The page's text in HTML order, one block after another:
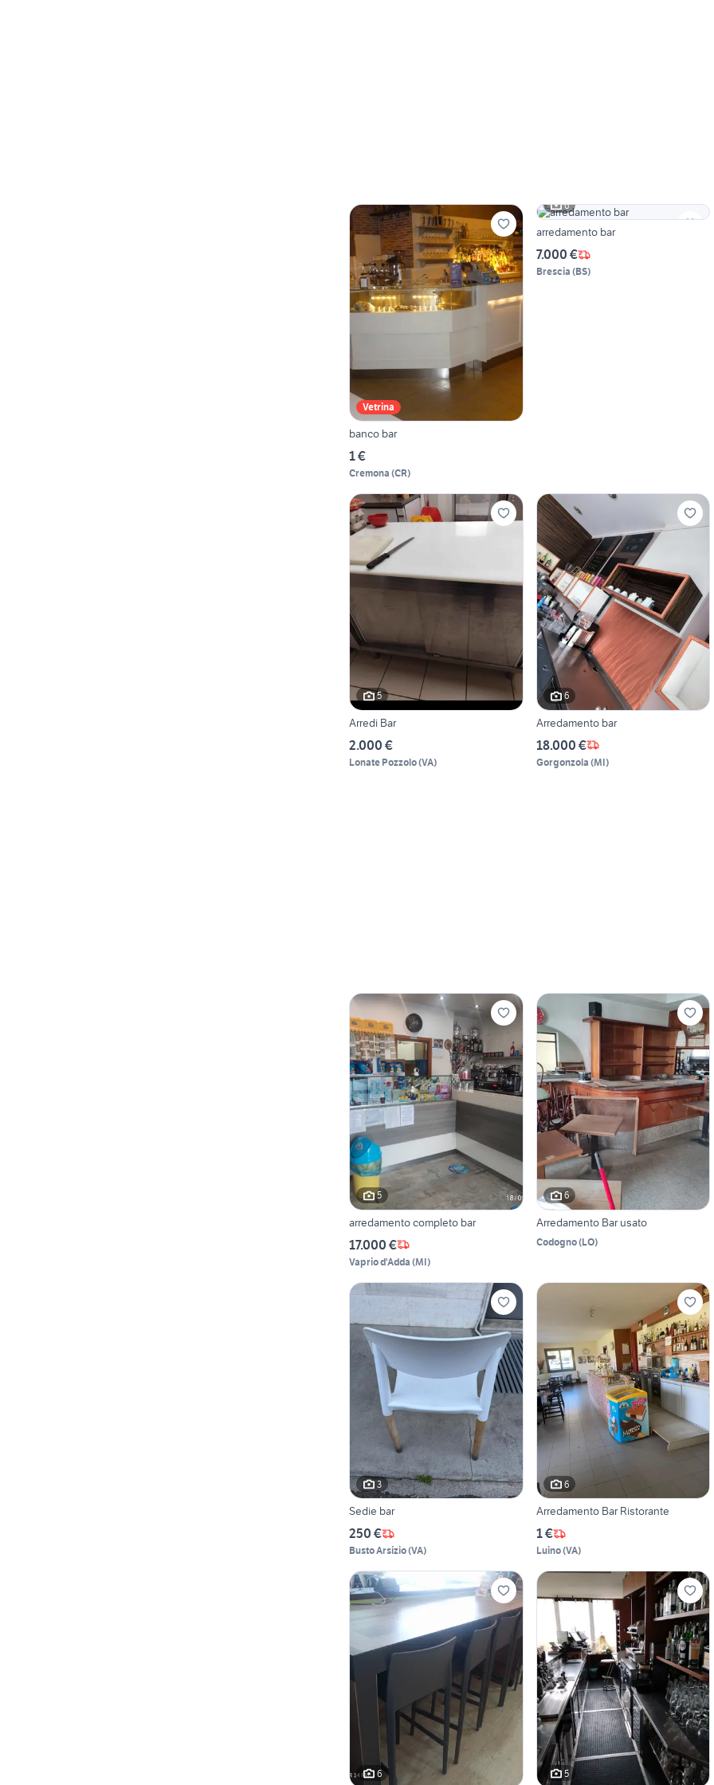
Vetrina
banco bar
1 €
Cremona (CR)
6
arredamento bar
7.000 €
Brescia (BS)
5
Arredi Bar
2.000 €
Lonate Pozzolo(VA)
6
Arredamento bar
18.000 €
Gorgonzola (MI)
5
arredamento completo bar
17.000 €
Vaprio d'Adda (MI)
6
Arredamento Bar usato
Codogno(LO)
3
Sedie bar
250 €
Busto Arsizio(VA)
6
Arredamento Bar Ristorante
1 €
Luino(VA)
6 5